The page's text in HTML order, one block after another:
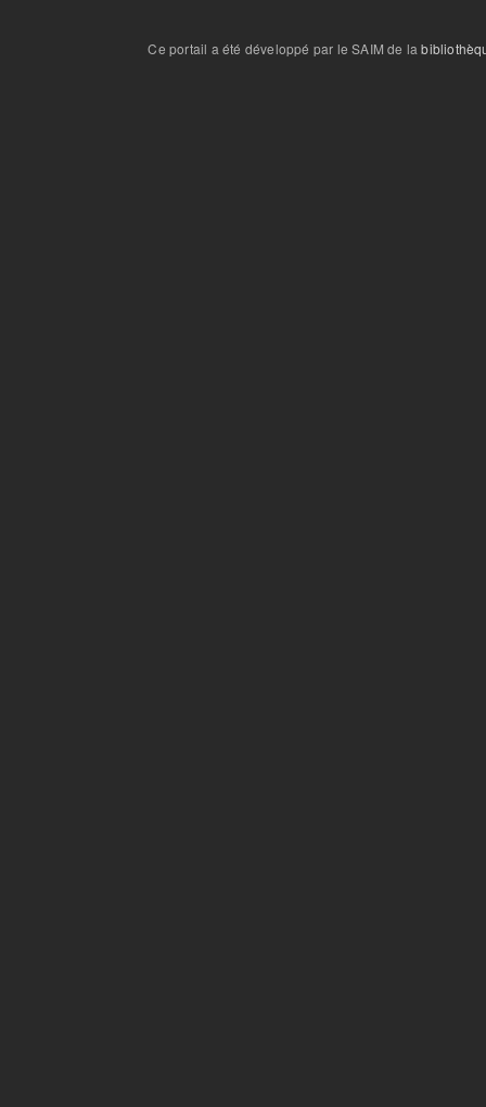
Ce portail a été développé par le SAIM de la